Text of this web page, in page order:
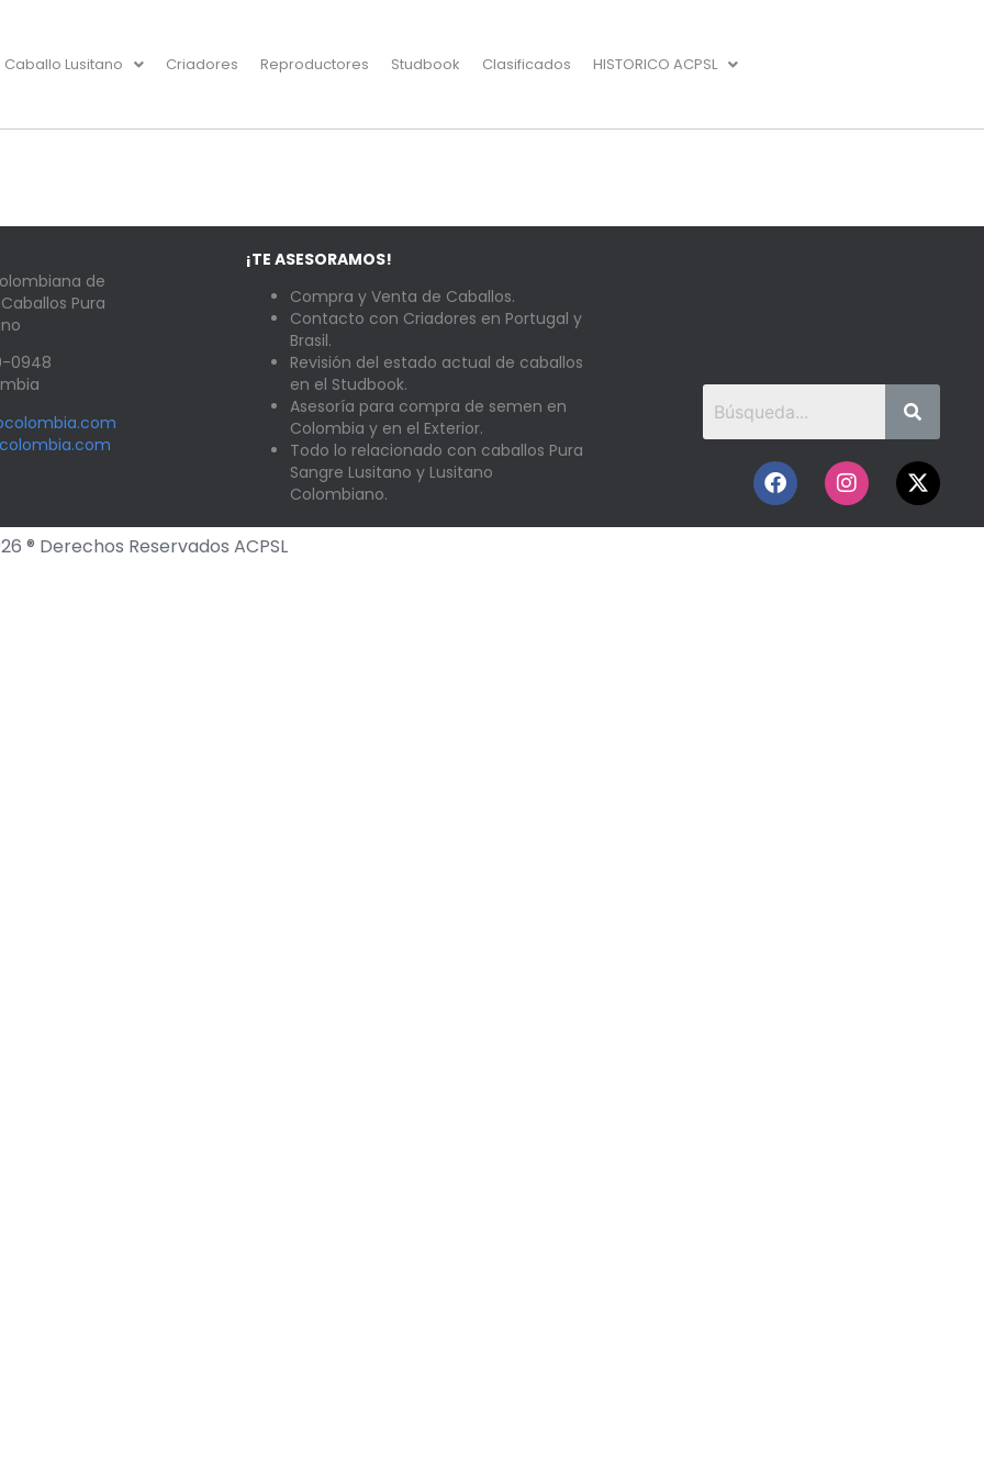
Caballo Lusitano Criadores Reproductores Studbook Clasificados HISTORICO ACPSL
de
Pura
0948
¡TE ASESORAMOS!
Compra y Venta de Caballos.
Contacto con Criadores en Portugal y
Brasil.
Revisión del estado actual de caballos
en el Studbook.
Asesoría para compra de semen en
Colombia y en el Exterior.
Todo lo relacionado con caballos Pura
Sangre Lusitano y Lusitano
Colombiano.
® Derechos Reservados ACPSL